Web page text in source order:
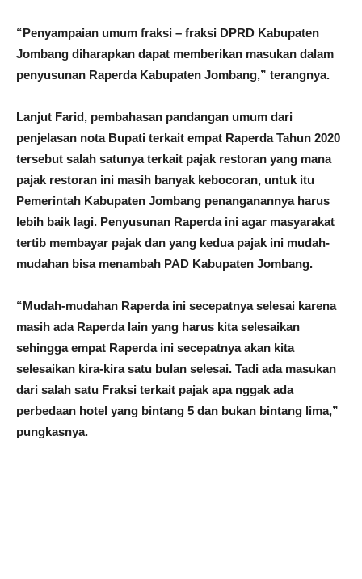
“Penyampaian umum fraksi – fraksi DPRD Kabupaten
Jombang diharapkan dapat memberikan masukan dalam
penyusunan Raperda Kabupaten Jombang,” terangnya.
Lanjut Farid, pembahasan pandangan umum dari
penjelasan nota Bupati terkait empat Raperda Tahun 2020
tersebut salah satunya terkait pajak restoran yang mana
pajak restoran ini masih banyak kebocoran, untuk itu
Pemerintah Kabupaten Jombang penanganannya harus
lebih baik lagi. Penyusunan Raperda ini agar masyarakat
tertib membayar pajak dan yang kedua pajak ini mudah-
mudahan bisa menambah PAD Kabupaten Jombang.
“Mudah-mudahan Raperda ini secepatnya selesai karena
masih ada Raperda lain yang harus kita selesaikan
sehingga empat Raperda ini secepatnya akan kita
selesaikan kira-kira satu bulan selesai. Tadi ada masukan
dari salah satu Fraksi terkait pajak apa nggak ada
perbedaan hotel yang bintang 5 dan bukan bintang lima,”
pungkasnya.